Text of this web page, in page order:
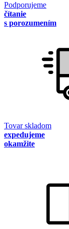
Podporujeme
čítanie
s porozumením
Tovar skladom
expedujeme
okamžite